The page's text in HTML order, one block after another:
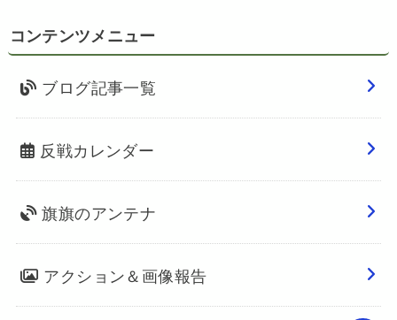
コンテンツメニュー
ブログ記事一覧
反戦カレンダー
旗旗のアンテナ
アクション＆画像報告